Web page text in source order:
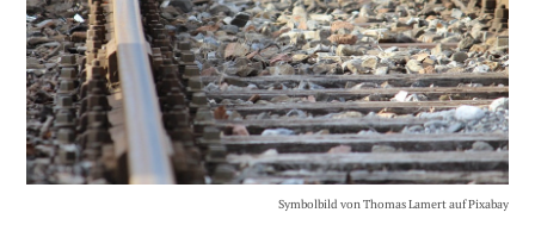
Symbolbild von Thomas Lamert auf Pixabay